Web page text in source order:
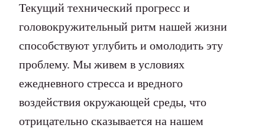
Текущий технический прогресс и
головокружительный ритм нашей жизни
способствуют углубить и омолодить эту
проблему. Мы живем в условиях
ежедневного стресса и вредного
воздействия окружающей среды, что
отрицательно сказывается на нашем